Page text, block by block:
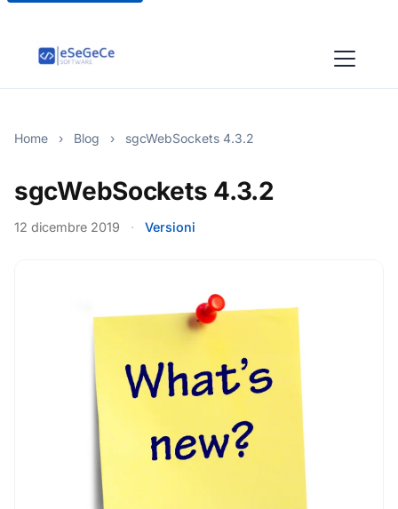
Home › Blog › sgcWebSockets 4.3.2
sgcWebSockets 4.3.2
12 dicembre 2019 · Versioni